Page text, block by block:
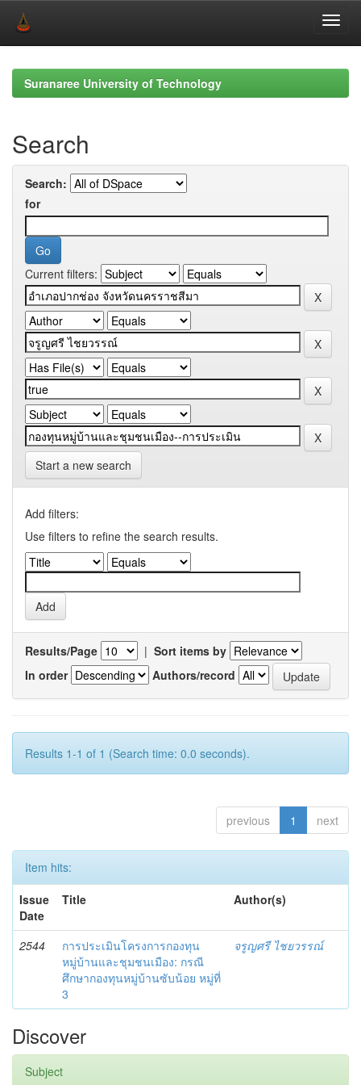
navigationSuranaree University of Technology
Search
Search:
for
Current filters:
Start a new search
Add filters:
Use filters to refine the search results.
Results/Page | Sort items by
In order
Authors/record
Results 1-1 of 1 (Search time: 0.0 seconds).
previous 1 next
Item hits:
Issue
Date
Title Author(s)
2544
การประเมินโครงการกองทุน
หมู่บ้านและชุมชนเมือง: กรณี
ศึกษากองทุนหมู่บ้านซับน้อย หมู่ที่
3
จรูญศรี ไชยวรรณ์
Discover
Subject